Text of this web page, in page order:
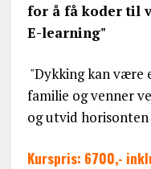
for å få koder til
E-learning"
"Dykking kan
familie og venner
og utvid horisonten
Kurspris: 6700,-